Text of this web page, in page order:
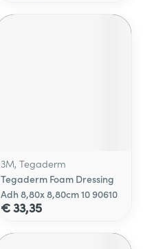
3M, Tegaderm
Tegaderm Foam Dressing
Adh 8,80x 8,80cm 10 90610
€ 33,35